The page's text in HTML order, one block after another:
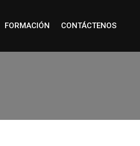
FORMACIÓN CONTÁCTENOS